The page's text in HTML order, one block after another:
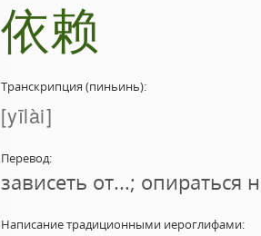
依赖
Транскрипция (пиньинь):
yīlài
Перевод:
зависеть от...; опираться
Написание традиционными иероглифами: